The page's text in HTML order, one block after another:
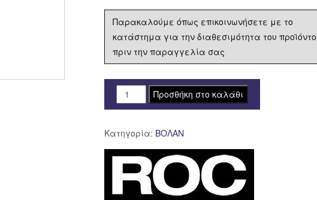
Παρακαλούμε όπως επικοινωνήσετε με το
κατάστημα για την διαθεσιμότητα του
πριν την παραγγελία σας
ΒΟΛΑΝ
HONDA
12V
ποσότητα
Προσθήκη στο καλάθι
Κατηγορία: ΒΟΛΑΝ